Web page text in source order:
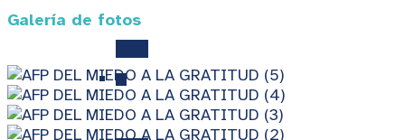
VIII Aniversario FQ
VII Aniversario FQ
Libro Retos COVID II
Galería de fotos